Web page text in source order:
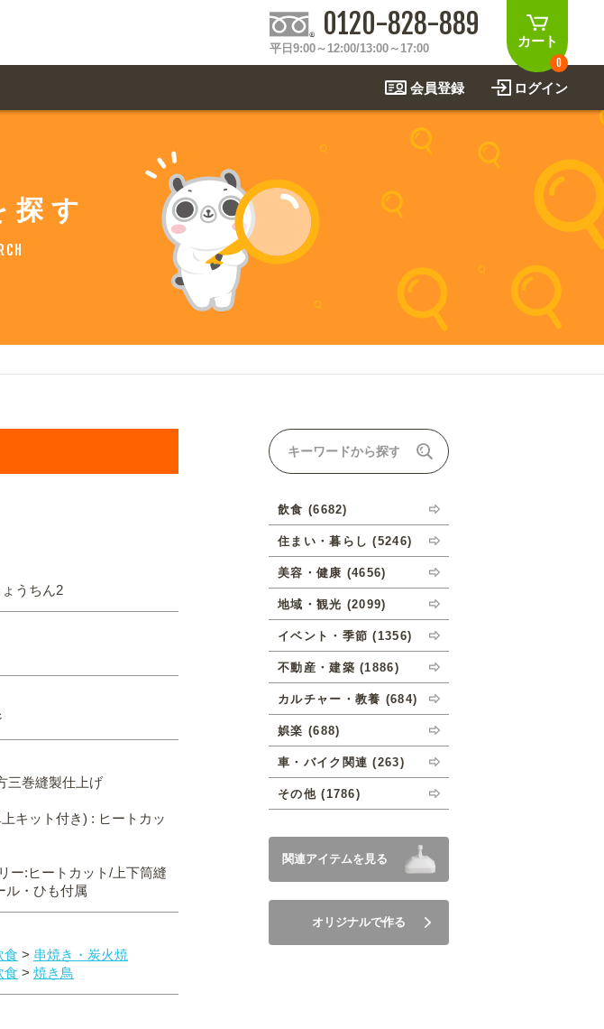
カート
0
0120-828-889
平日9:00～12:00/13:00～17:00
ログイン
会員登録
関連アイテムを見る
オリジナルオーダーについて
お届け納期と配送方法
オリジナルオーダー制作事例
探す
うちん2
三巻縫製仕上げ
キット付き) : ヒートカッ
ー:ヒートカット/上下筒縫
・ひも付属
食 > 串焼き・炭火焼
食 > 焼き鳥
飲食 (6682)
住まい・暮らし (5246)
美容・健康 (4656)
地域・観光 (2099)
イベント・季節 (1356)
不動産・建築 (1886)
カルチャー・教養 (684)
娯楽 (688)
車・バイク関連 (263)
その他 (1786)
関連アイテムを見る
オリジナルで作る